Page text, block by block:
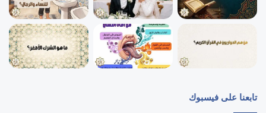
تابعنا على فيسبوك